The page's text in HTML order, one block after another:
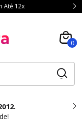
Até 12x
0